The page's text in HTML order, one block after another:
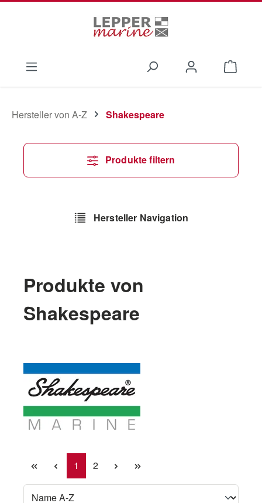
Hersteller von A-Z Shakespeare
Produkte filtern
Hersteller Navigation
Produkte von
Shakespeare
Seite
1 Seite
2